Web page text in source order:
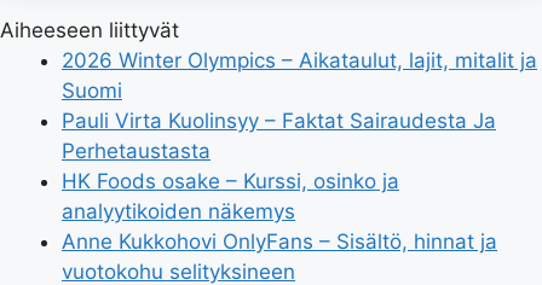
Aiheeseen liittyvät
2026 Winter Olympics – Aikataulut, lajit, mitalit ja
Suomi
Pauli Virta Kuolinsyy – Faktat Sairaudesta Ja
Perhetaustasta
HK Foods osake – Kurssi, osinko ja
analyytikoiden näkemys
Anne Kukkohovi OnlyFans – Sisältö, hinnat ja
vuotokohu selityksineen